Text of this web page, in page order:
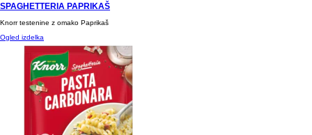
SPAGHETTERIA PAPRIKAŠ
Knorr testenine z omako Paprikaš
Ogled izdelka